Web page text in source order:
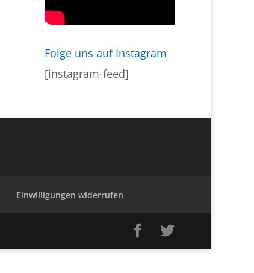
Folge uns auf Instagram
[instagram-feed]
Einwilligungen widerrufen